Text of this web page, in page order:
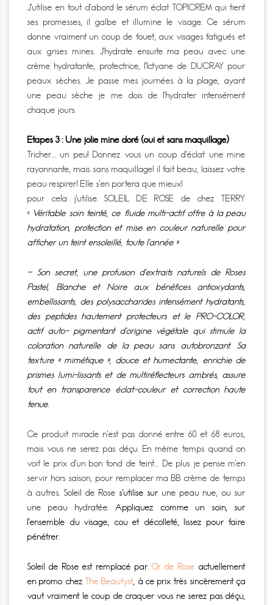
J’utilise en tout d’abord le sérum éclat TOPICREM qui tient
ses promesses, il galbe et illumine le visage. Ce sérum
donne vraiment un coup de fouet, aux visages fatigués et
aux grises mines. J’hydrate ensuite ma peau avec une
crème hydratante, protectrice, l’Ictyane de DUCRAY pour
peaux sèches. Je passe mes journées à la plage, ayant
une peau sèche je me dois de l’hydrater intensément
chaque jours.
Etapes 3 : Une jolie mine doré (oui et sans maquillage)
Tricher… un peu! Donnez vous un coup d’éclat une mine
rayonnante, mais sans maquillage! il fait beau, laissez votre
peau respirer! Elle s’en portera que mieux!
pour cela j’utilise SOLEIL DE ROSE de chez TERRY
« Véritable soin teinté, ce fluide multi-actif offre à la peau
hydratation, protection et mise en couleur naturelle pour
afficher un teint ensoleillé, toute l’année »
– Son secret, une profusion d’extraits naturels de Roses
Pastel, Blanche et Noire aux bénéfices antioxydants,
embellissants, des polysaccharides intensément hydratants,
des peptides hautement protecteurs et le PRO-COLOR,
actif auto- pigmentant d’origine végétale qui stimule la
coloration naturelle de la peau sans autobronzant. Sa
texture « mimétique », douce et humectante, enrichie de
prismes lumi-lissants et de multiréflecteurs ambrés, assure
tout en transparence éclat-couleur et correction haute
tenue.
Ce produit miracle n’est pas donné entre 60 et 68 euros,
mais vous ne serez pas déçu. En même temps quand on
voit le prix d’un bon fond de teint… De plus je pense m’en
servir hors saison, pour remplacer ma BB crème de temps
à autres. Soleil de Rose s’utilise sur une peau nue, ou sur
une peau hydratée.
Appliquez comme un soin, sur
l’ensemble du visage, cou et décolleté, lissez pour faire
pénétrer.
Soleil de Rose est remplacé par Or de Rose actuellement
en promo chez The Beautyst , à ce prix très sincèrement ça
vaut vraiment le coup de craquer vous ne serez pas déçu,